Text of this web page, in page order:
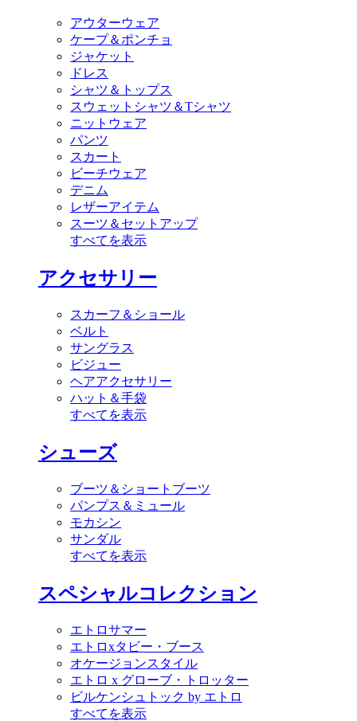
アウターウェア
ケープ＆ポンチョ
ジャケット
ドレス
シャツ＆トップス
スウェットシャツ＆Tシャツ
ニットウェア
パンツ
スカート
ビーチウェア
デニム
レザーアイテム
スーツ＆セットアップ
すべてを表示
アクセサリー
スカーフ＆ショール
ベルト
サングラス
ビジュー
ヘアアクセサリー
ハット＆手袋
すべてを表示
シューズ
ブーツ＆ショートブーツ
パンプス＆ミュール
モカシン
サンダル
すべてを表示
スペシャルコレクション
エトロサマー
エトロxタビー・ブース
オケージョンスタイル
エトロ x グローブ・トロッター
ビルケンシュトック by エトロ
すべてを表示